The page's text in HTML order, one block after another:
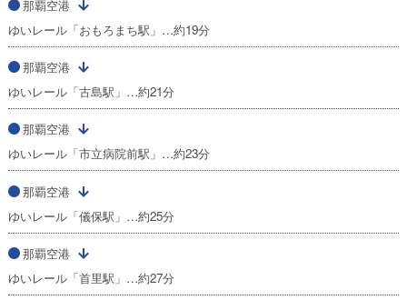
那覇空港
ゆいレール「おもろまち駅」…約19分
那覇空港
ゆいレール「古島駅」…約21分
那覇空港
ゆいレール「市立病院前駅」…約23分
那覇空港
ゆいレール「儀保駅」…約25分
那覇空港
ゆいレール「首里駅」…約27分